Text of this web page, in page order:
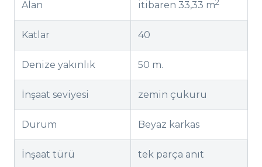
Alan itibaren 33,33 m2
Katlar 40
Denize yakınlık 50 m.
İnşaat seviyesi zemin çukuru
Durum Beyaz karkas
İnşaat türü tek parça anıt